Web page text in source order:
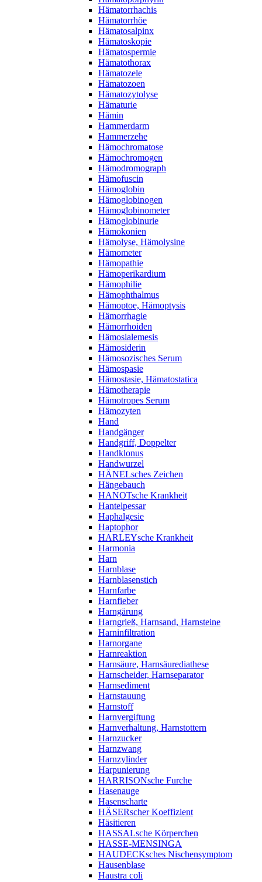
Hämatorrhachis
Hämatorrhöe
Hämatosalpinx
Hämatoskopie
Hämatospermie
Hämatothorax
Hämatozele
Hämatozoen
Hämatozytolyse
Hämaturie
Hämin
Hammerdarm
Hammerzehe
Hämochromatose
Hämochromogen
Hämodromograph
Hämofuscin
Hämoglobin
Hämoglobinogen
Hämoglobinometer
Hämoglobinurie
Hämokonien
Hämolyse, Hämolysine
Hämometer
Hämopathie
Hämoperikardium
Hämophilie
Hämophthalmus
Hämoptoe, Hämoptysis
Hämorrhagie
Hämorrhoiden
Hämosialemesis
Hämosiderin
Hämosozisches Serum
Hämospasie
Hämostasie, Hämatostatica
Hämotherapie
Hämotropes Serum
Hämozyten
Hand
Handgänger
Handgriff, Doppelter
Handklonus
Handwurzel
HÄNELsches Zeichen
Hängebauch
HANOTsche Krankheit
Hantelpessar
Haphalgesie
Haptophor
HARLEYsche Krankheit
Harmonia
Harn
Harnblase
Harnblasenstich
Harnfarbe
Harnfieber
Harngärung
Harngrieß, Harnsand, Harnsteine
Harninfiltration
Harnorgane
Harnreaktion
Harnsäure, Harnsäurediathese
Harnscheider, Harnseparator
Harnsediment
Harnstauung
Harnstoff
Harnvergiftung
Harnverhaltung, Harnstottern
Harnzucker
Harnzwang
Harnzylinder
Harpunierung
HARRISONsche Furche
Hasenauge
Hasenscharte
HÄSERscher Koeffizient
Häsitieren
HASSALsche Körperchen
HASSE-MENSINGA
HAUDECKsches Nischensymptom
Hausenblase
Haustra coli